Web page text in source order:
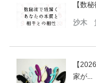
【数
沙木
【
家が...